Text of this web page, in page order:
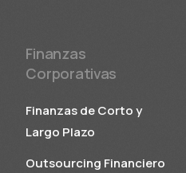
Finanzas
Corporativas
Finanzas de Corto y
Largo Plazo
Outsourcing Financiero